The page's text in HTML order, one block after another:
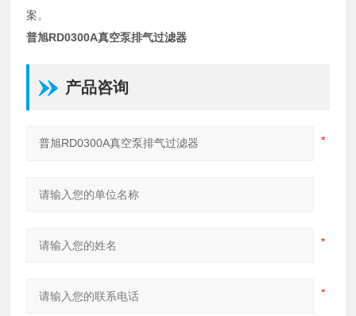
案。
普旭RD0300A真空泵排气过滤器
产品咨询